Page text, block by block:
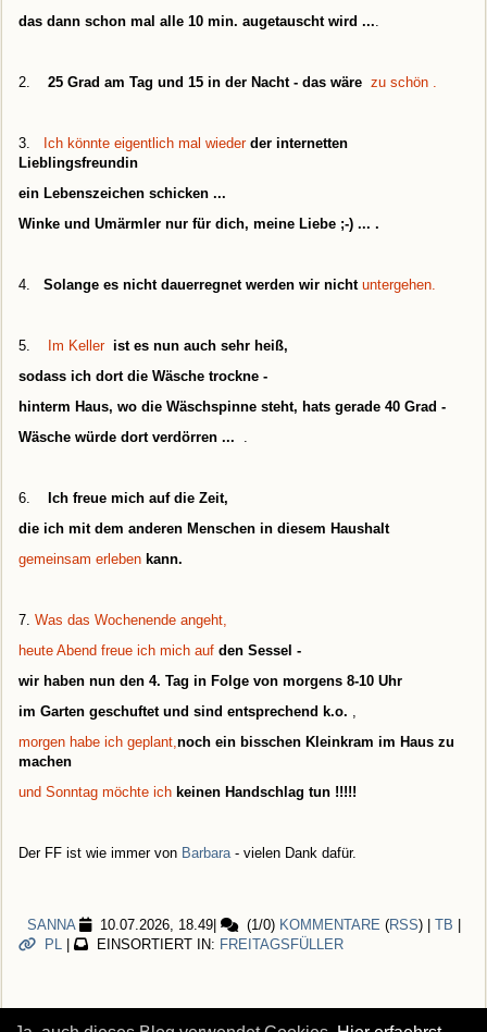
das dann schon mal alle 10 min. augetauscht wird ...
2. 25 Grad am Tag und 15 in der Nacht - das wäre zu schön .
3. Ich könnte eigentlich mal wieder der internetten
Lieblingsfreundin
ein Lebenszeichen schicken ...
Winke und Umärmler nur für dich, meine Liebe ;-) ... .
4. Solange es nicht dauerregnet werden wir nicht untergehen.
5. Im Keller ist es nun auch sehr heiß,
sodass ich dort die Wäsche trockne -
hinterm Haus, wo die Wäschspinne steht, hats gerade 40 Grad -
Wäsche würde dort verdörren ...
6.
Ich freue mich auf die Zeit,
die ich mit dem anderen Menschen in diesem Haushalt
gemeinsam erleben kann.
7. Was das Wochenende angeht,
heute Abend freue ich mich auf den Sessel -
wir haben nun den 4. Tag in Folge von morgens 8-10 Uhr
im Garten geschuftet und sind entsprechend k.o.
morgen habe ich geplant, noch ein bisschen Kleinkram im Haus zu
machen
und Sonntag möchte ich keinen Handschlag tun !!!!!
Der FF ist wie immer von Barbara - vielen Dank dafür.
SANNA 10.07.2026, 18.49 (1/0) KOMMENTARE (RSS) | TB
PL
EINSORTIERT IN: FREITAGSFÜLLER